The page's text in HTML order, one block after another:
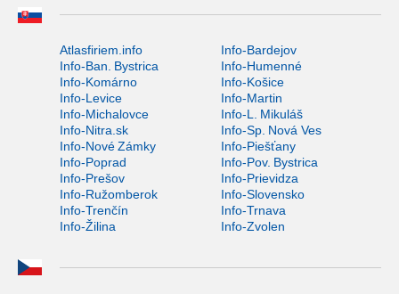
Atlasfiriem.info
Info-Bardejov
Info-Ban. Bystrica
Info-Humenné
Info-Komárno
Info-Košice
Info-Levice
Info-Martin
Info-Michalovce
Info-L. Mikuláš
Info-Nitra.sk
Info-Sp. Nová Ves
Info-Nové Zámky
Info-Piešťany
Info-Poprad
Info-Pov. Bystrica
Info-Prešov
Info-Prievidza
Info-Ružomberok
Info-Slovensko
Info-Trenčín
Info-Trnava
Info-Žilina
Info-Zvolen